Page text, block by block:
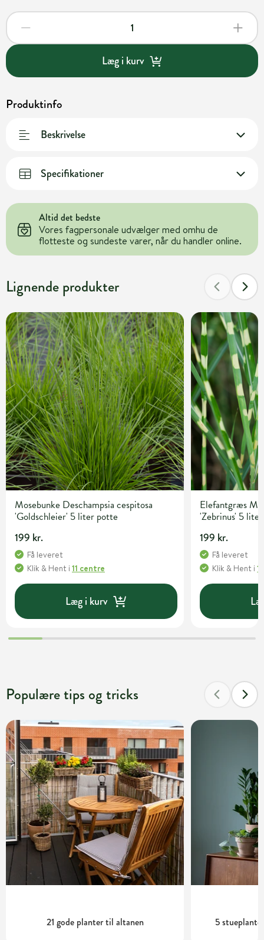
Læg i kurv
Produktinfo
Beskrivelse
Specifikationer
Altid det bedste
Vores fagpersonale udvælger med omhu de
flotteste og sundeste varer, når du handler online.
Lignende produkter
Mosebunke Deschampsia cespitosa
'Goldschleier' 5 liter potte
199 kr.
Få leveret
Klik & Hent i 11 centre
Læg i kurv
Elefantgræs
'Zebrinus' 5
199 kr.
Få leveret
Klik & Hent i
Populære tips og tricks
21 gode planter til altanen 5